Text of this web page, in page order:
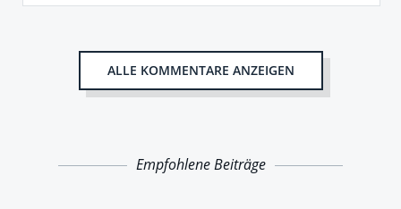
ALLE KOMMENTARE ANZEIGEN
Empfohlene Beiträge